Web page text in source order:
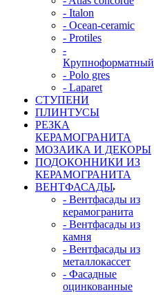
- Italon
- Ocean-ceramic
- Protiles
-
Крупноформатный
- Polo gres
- Laparet
СТУПЕНИ
ПЛИНТУСЫ
РЕЗКА
КЕРАМОГРАНИТА
МОЗАИКА И ДЕКОРЫ
ПОДОКОННИКИ ИЗ
КЕРАМОГРАНИТА
ВЕНТФАСАДЫ
- Вентфасады из
керамогранита
- Вентфасады из
камня
- Вентфасады из
металлокассет
- Фасадные
оцинкованные